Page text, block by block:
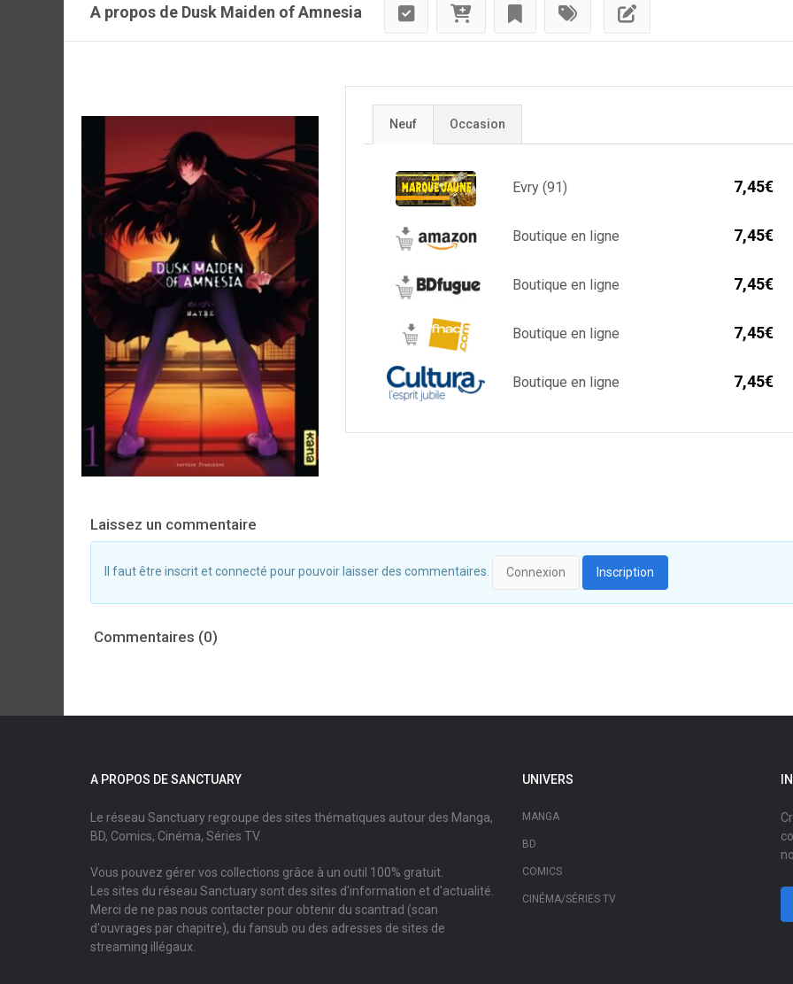
A propos de Dusk Maiden of Amnesia
Neuf Occasion
Evry (91) 7,45€
Boutique en ligne 7,45€
Boutique en ligne 7,45€
Boutique en ligne 7,45€
Boutique en ligne 7,45€
Laissez un commentaire
Il faut être inscrit et connecté pour pouvoir laisser des commentaires. Connexion Inscription
Commentaires (0)
A PROPOS DE SANCTUARY
Le réseau Sanctuary regroupe des sites thématiques autour des Manga,
BD, Comics, Cinéma, Séries TV.
Vous pouvez gérer vos collections grâce à un outil 100% gratuit.
Les sites du réseau Sanctuary sont des sites d'information et d'actualité.
Merci de ne pas nous contacter pour obtenir du scantrad (scan
d'ouvrages par chapitre), du fansub ou des adresses de sites de
streaming illégaux.
UNIVERS
MANGA
BD
COMICS
CINÉMA/SÉRIES TV